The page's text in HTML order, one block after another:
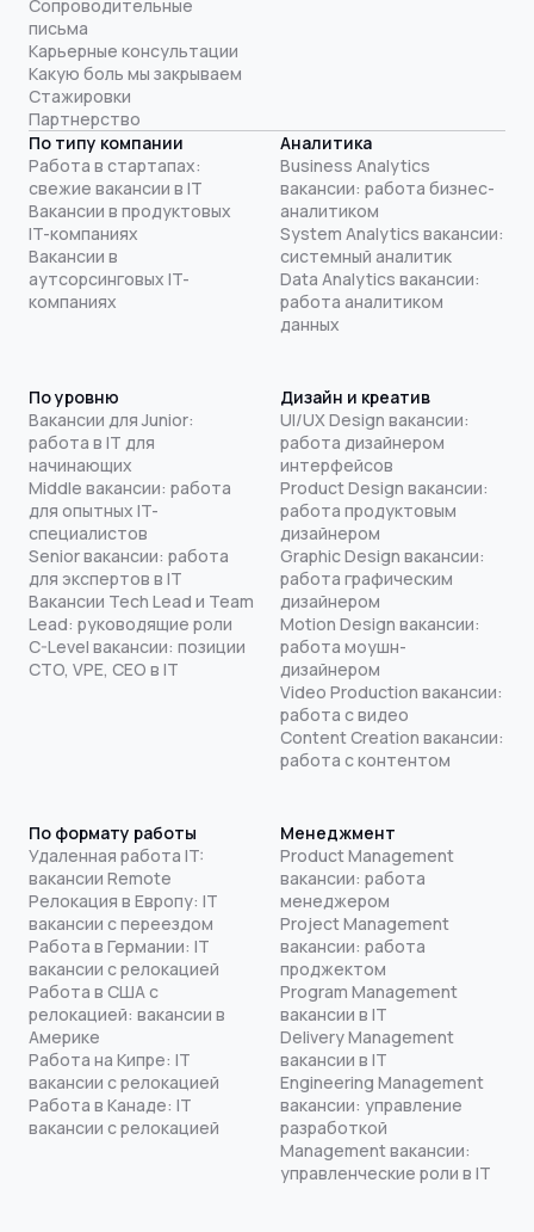
Сопроводительные
письма
Карьерные консультации
Какую боль мы закрываем
Стажировки
Партнерство
По типу компании
Работа в стартапах:
свежие вакансии в IT
Вакансии в продуктовых
IT-компаниях
Вакансии в
аутсорсинговых IT-
компаниях
Аналитика
Business Analytics
вакансии: работа бизнес-
аналитиком
System Analytics вакансии:
системный аналитик
Data Analytics вакансии:
работа аналитиком
данных
По уровню
Вакансии для Junior:
работа в IT для
начинающих
Middle вакансии: работа
для опытных IT-
специалистов
Senior вакансии: работа
для экспертов в IT
Вакансии Tech Lead и Team
Lead: руководящие роли
C-Level вакансии: позиции
CTO, VPE, CEO в IT
Дизайн и креатив
UI/UX Design вакансии:
работа дизайнером
интерфейсов
Product Design вакансии:
работа продуктовым
дизайнером
Graphic Design вакансии:
работа графическим
дизайнером
Motion Design вакансии:
работа моушн-
дизайнером
Video Production вакансии:
работа с видео
Content Creation вакансии:
работа с контентом
По формату работы
Удаленная работа IT:
вакансии Remote
Релокация в Европу: IT
вакансии с переездом
Работа в Германии: IT
вакансии с релокацией
Работа в США с
релокацией: вакансии в
Америке
Работа на Кипре: IT
вакансии с релокацией
Работа в Канаде: IT
вакансии с релокацией
Менеджмент
Product Management
вакансии: работа
менеджером
Project Management
вакансии: работа
проджектом
Program Management
вакансии в IT
Delivery Management
вакансии в IT
Engineering Management
вакансии: управление
разработкой
Management вакансии:
управленческие роли в IT